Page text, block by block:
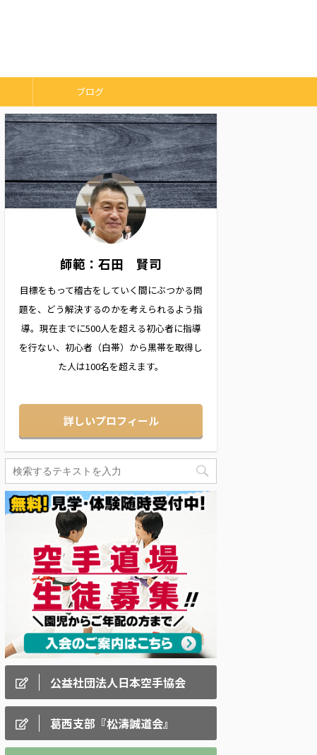
ブログ
師範：石田 賢司
目標をもって稽古をしていく間にぶつかる問
題を、どう解決するのかを考えられるよう指
導。現在までに500人を超える初心者に指導
を行ない、初心者（白帯）から黒帯を取得し
た人は100名を超えます。
詳しいプロフィール
公益社団法人日本空手協会
葛西支部『松濤誠道会』